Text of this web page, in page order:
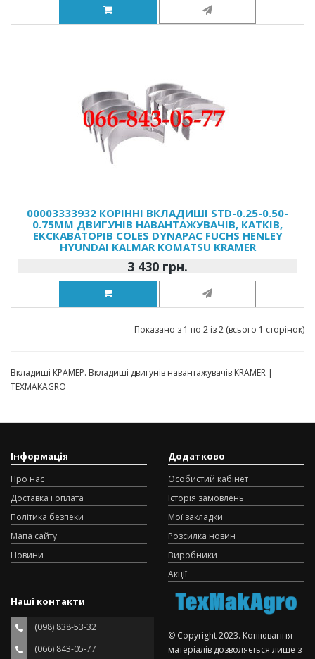
00003333932 КОРІННІ ВКЛАДИШІ STD-0.25-0.50-
0.75MM ДВИГУНІВ НАВАНТАЖУВАЧІВ, КАТКІВ,
ЕКСКАВАТОРІВ COLES DYNAPAC FUCHS HENLEY
HYUNDAI KALMAR KOMATSU KRAMER
3 430 грн.
Показано з 1 по 2 із 2 (всього 1 сторінок)
Вкладиші КРАМЕР. Вкладиші двигунів навантажувачів KRAMER |
TEXMAKAGRO
Інформація
Про нас
Доставка і оплата
Політика безпеки
Мапа сайту
Новини
Додатково
Особистий кабінет
Історія замовлень
Мої закладки
Розсилка новин
Виробники
Акції
Наші контакти
(098) 838-53-32
(066) 843-05-77
© Copyright 2023. Копіювання
матеріалів дозволяється лише з